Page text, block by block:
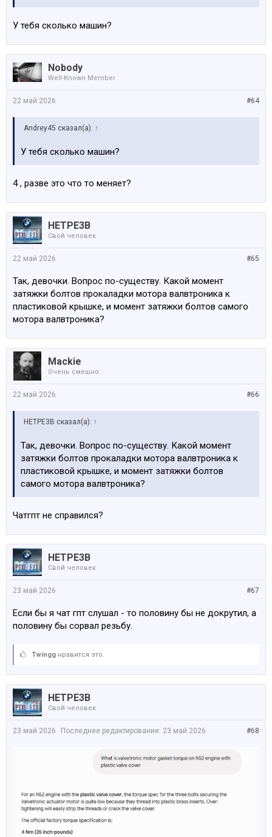
У тебя сколько машин?
Nobody
Well-Known Member
#64
22 май 2026
Andrey45 сказал(а): ↑
У тебя сколько машин?
4 , разве это что то меняет?
HETPE3B
Свой человек
#65
22 май 2026
Так, девочки. Вопрос по-существу. Какой момент
затяжки болтов прокаладки мотора валвтроника к
пластиковой крышке, и момент затяжки болтов самого
мотора валвтроника?
Mackie
Очень смешно
#66
22 май 2026
HETPE3B сказал(а): ↑
Так, девочки. Вопрос по-существу. Какой момент
затяжки болтов прокаладки мотора валвтроника к
пластиковой крышке, и момент затяжки болтов
самого мотора валвтроника?
Чатгпт не справился?
HETPE3B
Свой человек
#67
23 май 2026
Если бы я чат гпт слушал - то половину бы не докрутил, а
половину бы сорвал резьбу.
Twingg нравится это.
HETPE3B
Свой человек
#68
23 май 2026 Последнее редактирование: 23 май 2026